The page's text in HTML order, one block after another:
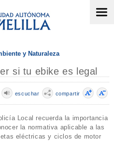
y Naturaleza
si tu ebike es legal
compartir
escuchar
Local recuerda la importancia
la normativa aplicable a las
eléctricas y ciclos de motor